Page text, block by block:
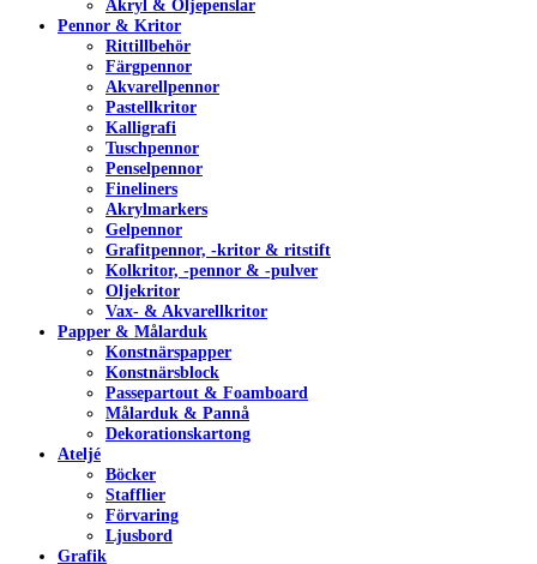
Akryl & Oljepenslar
Pennor & Kritor
Rittillbehör
Färgpennor
Akvarellpennor
Pastellkritor
Kalligrafi
Tuschpennor
Penselpennor
Fineliners
Akrylmarkers
Gelpennor
Grafitpennor, -kritor & ritstift
Kolkritor, -pennor & -pulver
Oljekritor
Vax- & Akvarellkritor
Papper & Målarduk
Konstnärspapper
Konstnärsblock
Passepartout & Foamboard
Målarduk & Pannå
Dekorationskartong
Ateljé
Böcker
Stafflier
Förvaring
Ljusbord
Grafik